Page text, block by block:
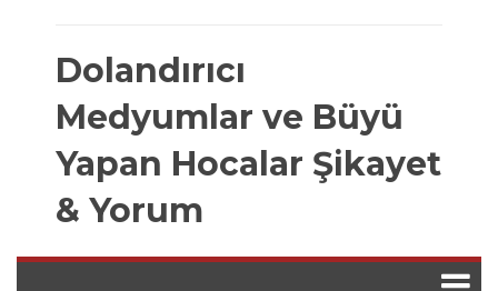
Dolandırıcı
Medyumlar ve Büyü
Yapan Hocalar Şikayet
& Yorum